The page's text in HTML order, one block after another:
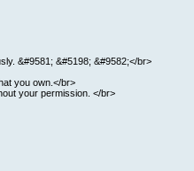
&#9581; &#5198; &#9582;</br>
you own.</br>
your permission. </br>